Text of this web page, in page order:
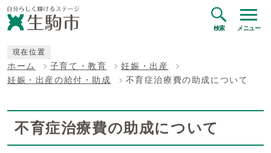
検索 メニュー
現在位置
ホーム 子育て・教育
妊娠・出産
妊娠・出産の給付・助成
不育症治療費の助成について
不育症治療費の助成について